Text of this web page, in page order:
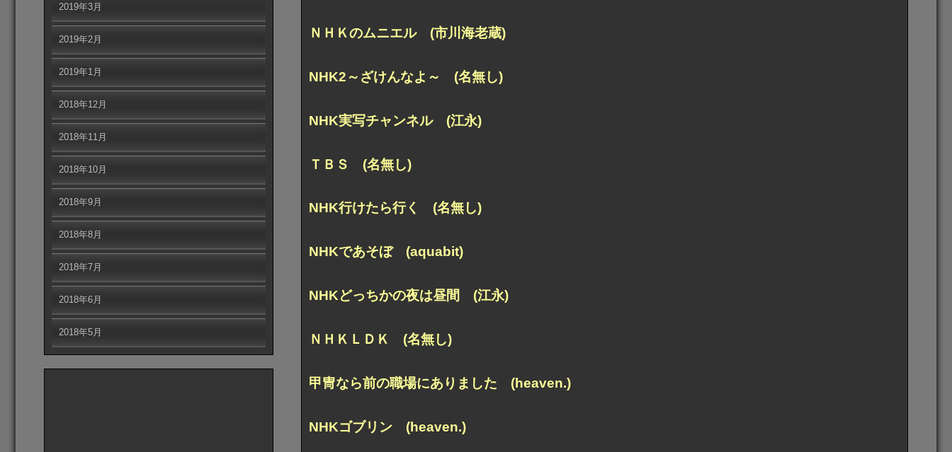
ＮＨＫのムニエル (市川海老蔵)
NHK2～ざけんなよ～ (名無し)
NHK実写チャンネル (江永)
ＴＢＳ (名無し)
NHK行けたら行く (名無し)
NHKであそぼ (aquabit)
NHKどっちかの夜は昼間 (江永)
ＮＨＫＬＤＫ (名無し)
甲冑なら前の職場にありました (heaven.)
NHKゴブリン (heaven.)
2019年3月
2019年2月
2019年1月
2018年12月
2018年11月
2018年10月
2018年9月
2018年8月
2018年7月
2018年6月
2018年5月